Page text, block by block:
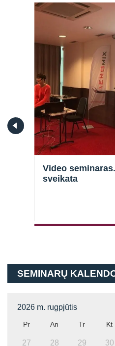
Video
sveikata
SEMINARŲ
2026 m. rugpjūtis
Pr An Tr Kt
27 28 29 30